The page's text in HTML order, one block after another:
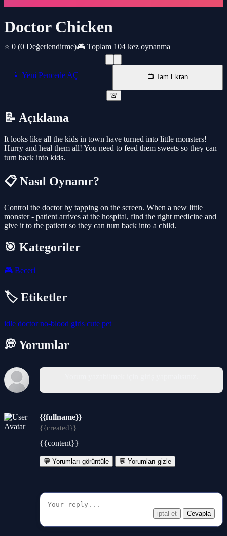
Doctor Chicken
⭐ 0 (0 Değerlendirme)🎮 Toplam 104 kez oynanma
📱 Yeni Pencede AÇ 📺 Tam Ekran
🚨
📝 Açıklama
It looks like all the kids in town have turned into little monsters!
Hurry and heal them all! You need to feed them sweets so they can
turn back into kids.
📋 Nasıl Oynanır?
Control the doctor by tapping on the screen. When a new little
monster - patient arrives at the hospital, find the right medicine and
give it to the patient so they can turn back into a child.
🎯 Kategoriler
🎮 Beceri
🏷️ Etiketler
idle doctorno-blood girls cute pet
💭 Yorumlar
{{fullname}}
{{created}}
{{content}}
💬 Yorumları görüntüle 💬 Yorumları gizle
iptal et Cevapla